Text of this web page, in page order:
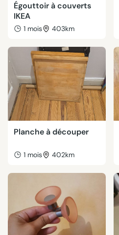
Égouttoir à couverts
IKEA
1 mois 403km
Planche à découper
1 mois 402km